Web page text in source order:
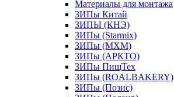
Материалы для монтажа
ЗИПы Китай
ЗИПЫ (КНЭ)
ЗИПы (Starmix)
ЗИПы (МХМ)
ЗИПы (АРКТО)
ЗИПы ПищТех
ЗИПы (ROALBAKERY)
ЗИПы (Позис)